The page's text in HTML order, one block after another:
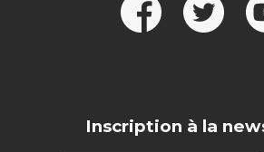
Inscription à la